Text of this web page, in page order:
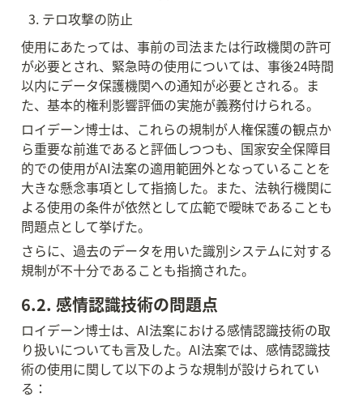
テロ攻撃の防止
使用にあたっては、事前の司法または行政機関の許可
が必要とされ、緊急時の使用については、事後24時間
以内にデータ保護機関への通知が必要とされる。ま
た、基本的権利影響評価の実施が義務付けられる。
ロイデーン博士は、これらの規制が人権保護の観点か
ら重要な前進であると評価しつつも、国家安全保障目
的での使用がAI法案の適用範囲外となっていることを
大きな懸念事項として指摘した。また、法執行機関に
よる使用の条件が依然として広範で曖昧であることも
問題点として挙げた。
さらに、過去のデータを用いた識別システムに対する
規制が不十分であることも指摘された。
6.2. 感情認識技術の問題点
ロイデーン博士は、AI法案における感情認識技術の取
り扱いについても言及した。AI法案では、感情認識技
術の使用に関して以下のような規制が設けられてい
る：